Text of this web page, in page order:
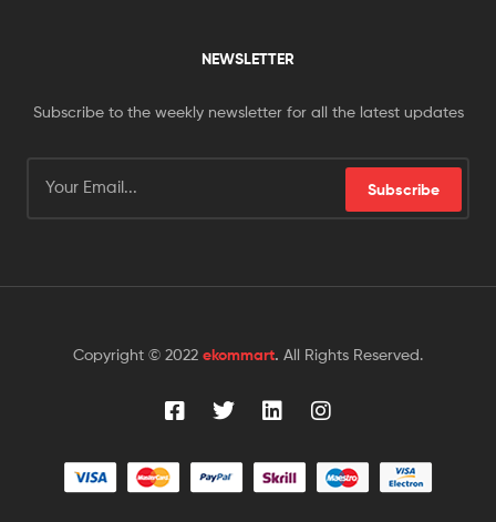
NEWSLETTER
Subscribe to the weekly newsletter for all the latest updates
Subscribe
Copyright © 2022 ekommart. All Rights Reserved.